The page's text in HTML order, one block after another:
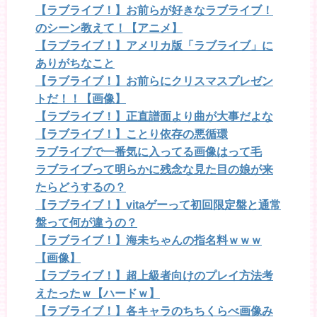
【ラブライブ！】お前らが好きなラブライブ！
のシーン教えて！【アニメ】
【ラブライブ！】アメリカ版「ラブライブ」に
ありがちなこと
【ラブライブ！】お前らにクリスマスプレゼン
トだ！！【画像】
【ラブライブ！】正直譜面より曲が大事だよな
【ラブライブ！】ことり依存の悪循環
ラブライブで一番気に入ってる画像はって毛
ラブライブって明らかに残念な見た目の娘が来
たらどうするの？
【ラブライブ！】vitaゲーって初回限定盤と通常
盤って何が違うの？
【ラブライブ！】海未ちゃんの指名料ｗｗｗ
【画像】
【ラブライブ！】超上級者向けのプレイ方法考
えたったｗ【ハードｗ】
【ラブライブ！】各キャラのちちくらべ画像み